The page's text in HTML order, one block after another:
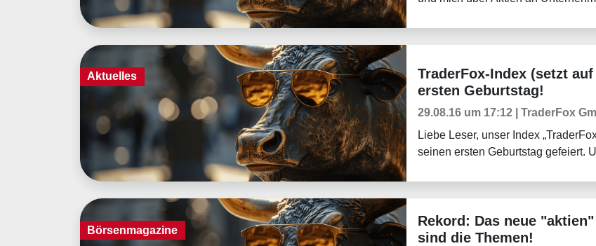
Aktuelles Aktuelles
TraderFox-Index (setzt
ersten Geburtstag!
29.08.16 um 17:12 | TraderFox
Liebe Leser, unser Index
seinen ersten Geburtstag gefeiert.
Börsenmagazine
Börsenmagazine
Rekord: Das neue
sind die Themen!